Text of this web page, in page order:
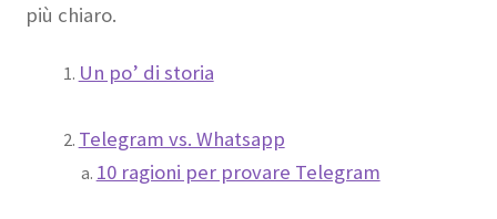
più chiaro.
Un po’ di storia
Telegram vs. Whatsapp
10 ragioni per provare Telegram